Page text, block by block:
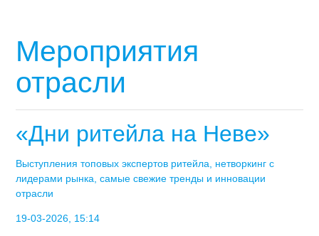
Мероприятия
отрасли
«Дни ритейла на Неве»
Выступления топовых экспертов ритейла, нетворкинг с
лидерами рынка, самые свежие тренды и инновации
отрасли
19-03-2026, 15:14